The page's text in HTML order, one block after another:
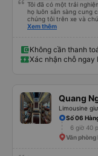
Tôi đã có một trải
họ luôn sẵn sàng cung
chúng tôi trên xe và
khuyên bạn nên mang
Xem thêm
Không cần thanh
Xác nhận chỗ ngay
Quang
Limousine
Số 06
6 giờ 40
Văn phòng